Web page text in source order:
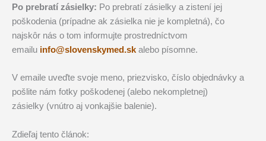
Po prebratí zásielky: Po prebratí zásielky a zistení jej
poškodenia (prípadne ak zásielka nie je kompletná), čo
najskôr nás o tom informujte prostredníctvom
emailu info@slovenskymed.sk alebo písomne.
V emaile uveďte svoje meno, priezvisko, číslo objednávky a
pošlite nám fotky poškodenej (alebo nekompletnej)
zásielky (vnútro aj vonkajšie balenie).
Zdieľaj tento článok: